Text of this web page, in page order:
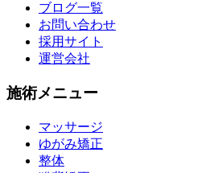
ブログ一覧
お問い合わせ
採用サイト
運営会社
施術メニュー
マッサージ
ゆがみ矯正
整体